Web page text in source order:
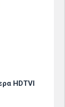
HDTVI